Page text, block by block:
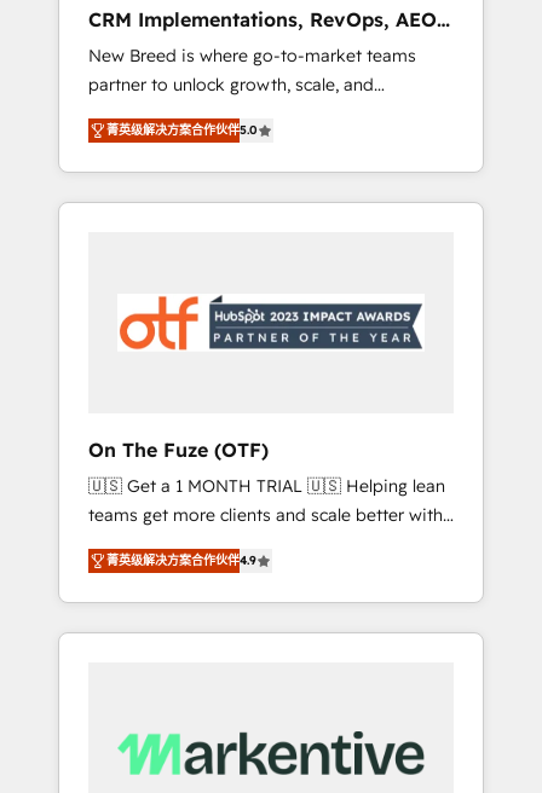
deployment of Breeze AI and custom agents
to automate growth. 🏆 Elite Excellence - 8
platform accreditations and deep HIPAA-
compliance expertise. - A team of 250+
experts dedicated to your resilient growth.
CRM Implementations, RevOps, AEO
+ Web, Demand Gen
New Breed is where go-to-market teams
partner to unlock growth, scale, and
transformation. We help companies activate
HubSpot’s AI-powered customer platform
and operationalize HubSpot’s Loop
Marketing framework through expert-led
Hubs to your buyer journey for clean data,
scalability, & reporting. 🎯Demand Gen &
messaging, & conversion strategy that drive
results. 🤖AI Strategy: Activate Breeze Agents,
configure HubSpot AI, & maximize AEO with
tailored AI services. 🧩Integrations: Extend
HubSpot with custom integrations, hosting, &
maintenance.
菁英级解决方案合作伙伴5.0
On The Fuze (OTF)
🇺🇸 Get a 1 MONTH TRIAL 🇺🇸 Helping lean
teams get more clients and scale better with
our HubSpot Consulting & 'Done For You'
Services. 🚀 Who We Work With 🚀 We help
lean, growing companies: - Win more
business - Reduce no-shows - Improve lead
client's are too busy to learn the ins-and-outs
of HubSpot. We give you a Personal
菁英级解决方案合作伙伴4.9